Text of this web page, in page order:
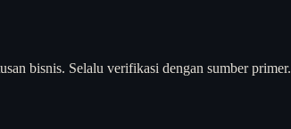
bisnis. Selalu verifikasi dengan sumber primer.